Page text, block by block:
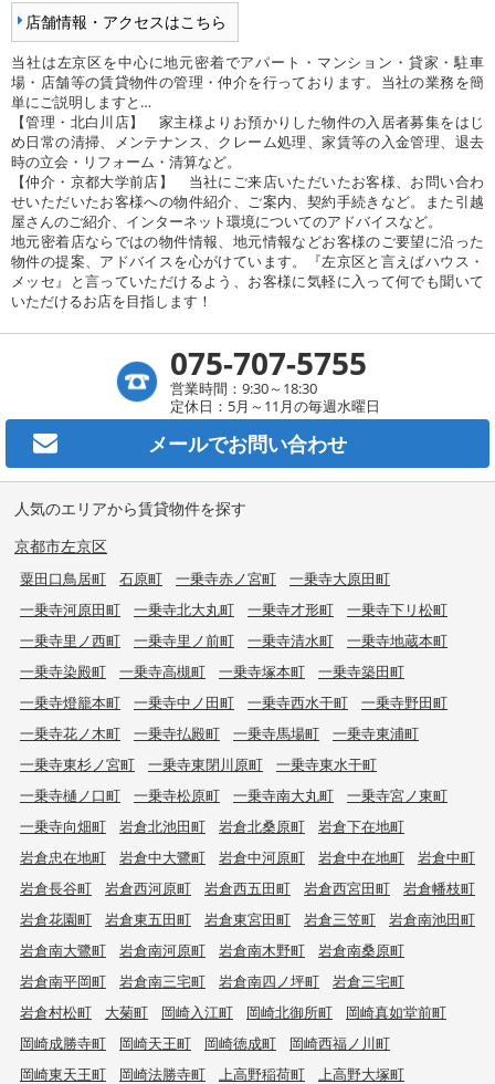
店舗情報・アクセスはこちら
当社は左京区を中心に地元密着でアパート・マンション・貸家・駐車
場・店舗等の賃貸物件の管理・仲介を行っております。当社の業務を簡
単にご説明しますと…
【管理・北白川店】 家主様よりお預かりした物件の入居者募集をはじ
め日常の清掃、メンテナンス、クレーム処理、家賃等の入金管理、退去
時の立会・リフォーム・清算など。
【仲介・京都大学前店】 当社にご来店いただいたお客様、お問い合わ
せいただいたお客様への物件紹介、ご案内、契約手続きなど。また引越
屋さんのご紹介、インターネット環境についてのアドバイスなど。
地元密着店ならではの物件情報、地元情報などお客様のご要望に沿った
物件の提案、アドバイスを心がけています。『左京区と言えばハウス・
メッセ』と言っていただけるよう、お客様に気軽に入って何でも聞いて
いただけるお店を目指します！
075-707-5755
営業時間：9:30～18:30
定休日：5月～11月の毎週水曜日
メールでお問い合わせ
人気のエリアから賃貸物件を探す
京都市左京区
粟田口鳥居町 石原町 一乗寺赤ノ宮町
一乗寺大原田町
一乗寺河原田町
一乗寺北大丸町 一乗寺才形町
一乗寺下リ松町
一乗寺里ノ西町
一乗寺里ノ前町 一乗寺清水町
一乗寺地蔵本町
一乗寺染殿町
一乗寺高槻町 一乗寺塚本町
一乗寺築田町
一乗寺燈籠本町
一乗寺中ノ田町 一乗寺西水干町
一乗寺野田町
一乗寺花ノ木町
一乗寺払殿町 一乗寺馬場町
一乗寺東浦町
一乗寺東杉ノ宮町
一乗寺東閉川原町
一乗寺東水干町
一乗寺樋ノ口町
一乗寺松原町 一乗寺南大丸町
一乗寺宮ノ東町
一乗寺向畑町
岩倉北池田町 岩倉北桑原町
岩倉下在地町
岩倉忠在地町
岩倉中大鷺町 岩倉中河原町 岩倉中在地町
岩倉中町
岩倉長谷町
岩倉西河原町 岩倉西五田町 岩倉西宮田町
岩倉幡枝町
岩倉花園町
岩倉東五田町 岩倉東宮田町 岩倉三笠町
岩倉南池田町
岩倉南大鷺町
岩倉南河原町 岩倉南木野町
岩倉南桑原町
岩倉南平岡町
岩倉南三宅町 岩倉南四ノ坪町
岩倉三宅町
岩倉村松町
大菊町 岡崎入江町 岡崎北御所町
岡崎真如堂前町
岡崎成勝寺町
岡崎天王町 岡崎徳成町
岡崎西福ノ川町
岡崎東天王町
岡崎法勝寺町 上高野稲荷町 上高野大塚町